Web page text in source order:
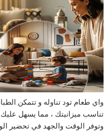
واي طعام تود تناوله و تتمكن
تناسب ميزانيتك ، مما يسهل عليك
وتوفر الوقت والجهد في تحضير